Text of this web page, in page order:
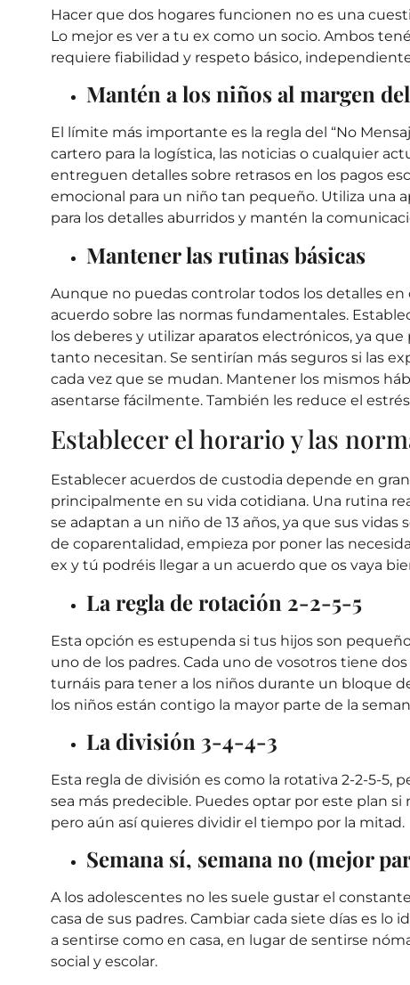
Hacer que dos hogares funcionen no es una
Lo mejor es ver a tu ex como un socio. Ambos
requiere fiabilidad y respeto básico,
Mantén a los niños al margen
El límite más importante es la regla del “No
cartero para la logística, las noticias o cualquier
entreguen detalles sobre retrasos en los pagos
emocional para un niño tan pequeño. Utiliza una
para los detalles aburridos y mantén la
Mantener las rutinas básicas
Aunque no puedas controlar todos los detalles
acuerdo sobre las normas fundamentales.
los deberes y utilizar aparatos electrónicos, ya
tanto necesitan. Se sentirían más seguros si las
cada vez que se mudan. Mantener los mismos
asentarse fácilmente. También les reduce el
Establecer el horario y las
Establecer acuerdos de custodia depende en
principalmente en su vida cotidiana. Una rutina
se adaptan a un niño de 13 años, ya que sus
de coparentalidad, empieza por poner las
ex y tú podréis llegar a un acuerdo que os vaya
La regla de rotación 2-2-5-5
Esta opción es estupenda si tus hijos son
uno de los padres. Cada uno de vosotros tiene
turnáis para tener a los niños durante un bloque
los niños están contigo la mayor parte de la
La división 3-4-4-3
Esta regla de división es como la rotativa 2-2-5-5,
sea más predecible. Puedes optar por este plan
pero aún así quieres dividir el tiempo por la mitad.
Semana sí, semana no (mejor
A los adolescentes no les suele gustar el
casa de sus padres. Cambiar cada siete días es lo
a sentirse como en casa, en lugar de sentirse
social y escolar.